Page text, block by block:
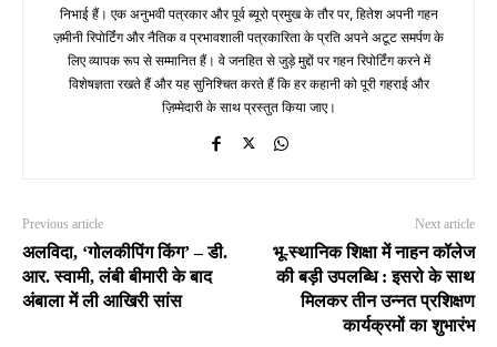
निभाई हैं। एक अनुभवी पत्रकार और पूर्व ब्यूरो प्रमुख के तौर पर, हितेश अपनी गहन
ज़मीनी रिपोर्टिंग और नैतिक व प्रभावशाली पत्रकारिता के प्रति अपने अटूट समर्पण के
लिए व्यापक रूप से सम्मानित हैं। वे जनहित से जुड़े मुद्दों पर गहन रिपोर्टिंग करने में
विशेषज्ञता रखते हैं और यह सुनिश्चित करते हैं कि हर कहानी को पूरी गहराई और
ज़िम्मेदारी के साथ प्रस्तुत किया जाए।
Previous article
अलविदा, ‘गोलकीपिंग किंग’ – डी.
आर. स्वामी, लंबी बीमारी के बाद
अंबाला में ली आखिरी सांस
Next article
भू-स्थानिक शिक्षा में नाहन कॉलेज
की बड़ी उपलब्धि : इसरो के साथ
मिलकर तीन उन्नत प्रशिक्षण
कार्यक्रमों का शुभारंभ